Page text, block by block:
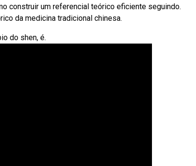
construir um referencial teórico eficiente seguindo.
da medicina tradicional chinesa.
do shen, é.